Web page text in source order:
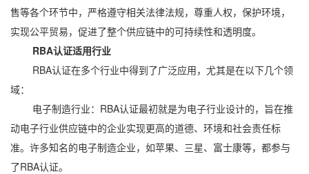
售等各个环节中，严格遵守相关法律法规，尊重人权，保护环境，
实现公平贸易，促进了整个供应链中的可持续性和透明度。
RBA认证适用行业
RBA认证在多个行业中得到了广泛应用，尤其是在以下几个领
域：
电子制造行业：RBA认证最初就是为电子行业设计的，旨在推
动电子行业供应链中的企业实现更高的道德、环境和社会责任标
准。许多知名的电子制造企业，如苹果、三星、富士康等，都参与
了RBA认证。